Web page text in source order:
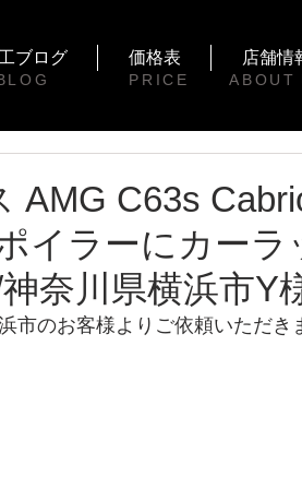
ブログ 価格表 店舗情
PRICE ABOUT
AMG C63s
イラーにカーラ
奈川県横浜市Y
市のお客様よりご依頼いただき